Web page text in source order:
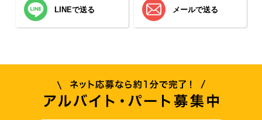
LINEで送る メールで送る